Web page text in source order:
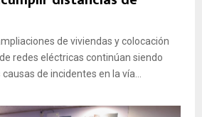
de viviendas y colocación
redes eléctricas continúan siendo
de incidentes en la vía...